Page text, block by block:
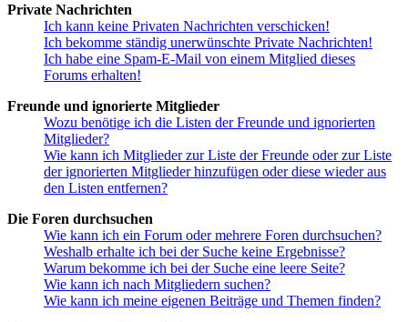
Private Nachrichten
Ich kann keine Privaten Nachrichten verschicken!
Ich bekomme ständig unerwünschte Private Nachrichten!
Ich habe eine Spam-E-Mail von einem Mitglied dieses
Forums erhalten!
Freunde und ignorierte Mitglieder
Wozu benötige ich die Listen der Freunde und ignorierten
Mitglieder?
Wie kann ich Mitglieder zur Liste der Freunde oder zur Liste
der ignorierten Mitglieder hinzufügen oder diese wieder aus
den Listen entfernen?
Die Foren durchsuchen
Wie kann ich ein Forum oder mehrere Foren durchsuchen?
Weshalb erhalte ich bei der Suche keine Ergebnisse?
Warum bekomme ich bei der Suche eine leere Seite?
Wie kann ich nach Mitgliedern suchen?
Wie kann ich meine eigenen Beiträge und Themen finden?